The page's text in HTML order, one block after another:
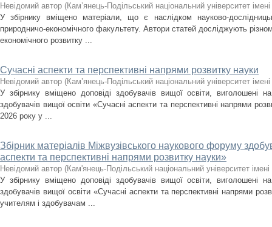
Невідомий автор (Кам’янець-Подільський національний університет
У збірнику вміщено матеріали, що є наслідком науково-
природничо-економічного факультету. Автори статей досліджують
економічного розвитку ...
Сучасні аспекти та перспективні напрями розвитку науки
Невідомий автор (Кам’янець-Подільський національний університет
У збірнику вміщено доповіді здобувачів вищої освіти, виголошені
здобувачів вищої освіти «Сучасні аспекти та перспективні напрями
2026 року у ...
Збірник матеріалів Міжвузівського наукового форуму
аспекти та перспективні напрями розвитку науки»
Невідомий автор (Кам'янець-Подільський національний університет імені
У збірнику вміщено доповіді здобувачів вищої освіти, виголошені
здобувачів вищої освіти «Сучасні аспекти та перспективні напрями
учителям і здобувачам ...